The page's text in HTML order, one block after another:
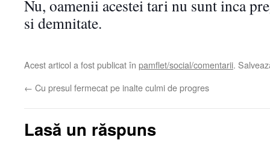
Nu, oamenii acestei tari nu sunt inca
si demnitate.
Acest articol a fost publicat în pamflet/social/comentarii.
← Cu presul fermecat pe inalte culmi de progres
Lasă un răspuns